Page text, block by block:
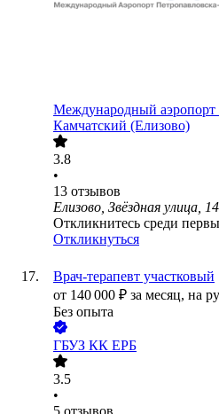
Международный аэропорт
Камчатский (Елизово)
3.8
•
13 отзывов
Елизово, Звёздная улица, 14
Откликнитесь среди
Откликнуться
Врач-терапевт участковый
от 140 000 ₽ за месяц, на
Без опыта
ГБУЗ КК ЕРБ
3.5
•